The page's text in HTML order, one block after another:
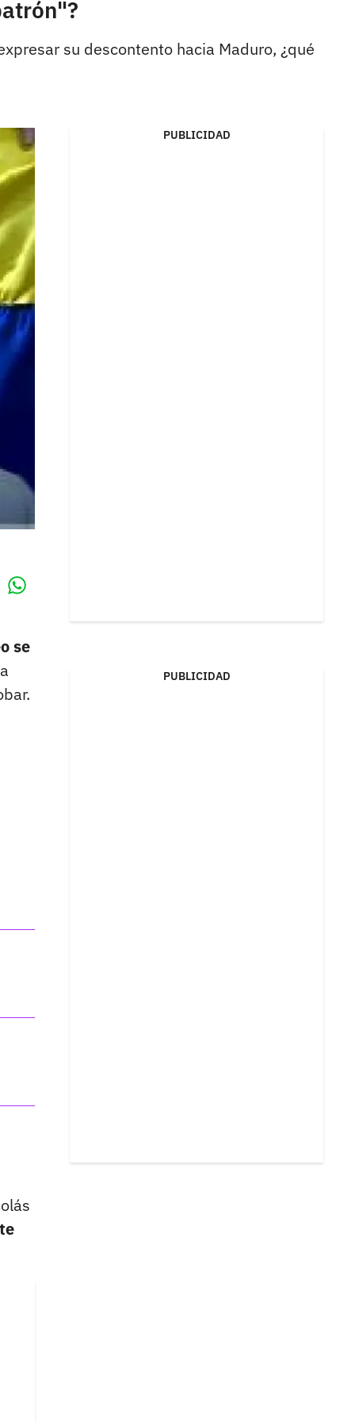
su descontento hacia Maduro, ¿qué
se
PUBLICIDAD
PUBLICIDAD